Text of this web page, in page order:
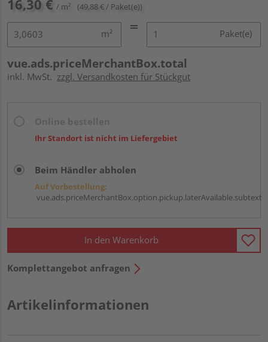
16,30 € / m² (49,88 € / Paket(e))
m² Paket(e)
vue.ads.priceMerchantBox.total
inkl. MwSt. zzgl. Versandkosten für Stückgut
Ihr Standort ist nicht im Liefergebiet
Beim Händler abholen
Auf Vorbestellung:
vue.ads.priceMerchantBox.option.pickup.laterAvailable.subtext
In den Warenkorb
Komplettangebot anfragen
Artikelinformationen